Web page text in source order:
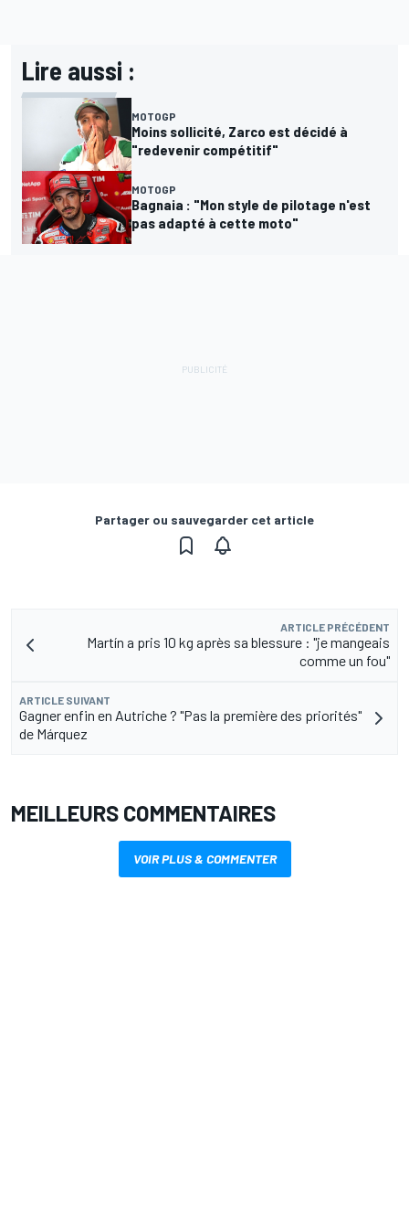
Lire aussi :
MOTOGP
Moins sollicité, Zarco est décidé à
"redevenir compétitif"
MOTOGP
Bagnaia : "Mon style de pilotage n'est
pas adapté à cette moto"
Partager ou sauvegarder cet article
ARTICLE PRÉCÉDENT
Martín a pris 10 kg après sa blessure : "je mangeais
comme un fou"
ARTICLE SUIVANT
Gagner enfin en Autriche ? "Pas la première des priorités"
de Márquez
MEILLEURS COMMENTAIRES
VOIR PLUS & COMMENTER